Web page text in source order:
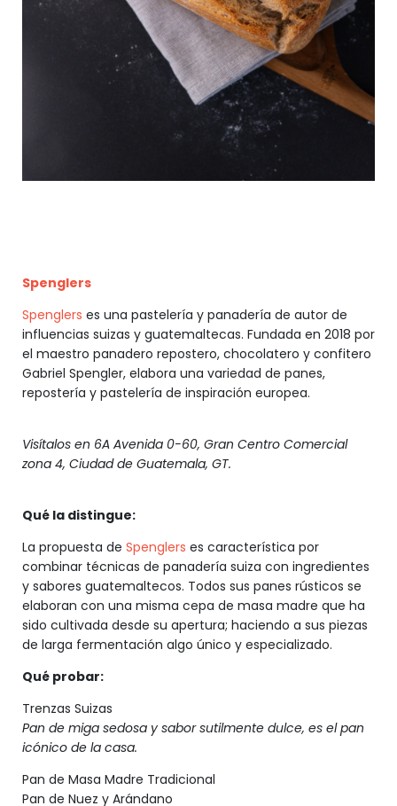
Spenglers
Spenglers es una pastelería y panadería de autor de
influencias suizas y guatemaltecas. Fundada en 2018 por
el maestro panadero repostero, chocolatero y confitero
Gabriel Spengler, elabora una variedad de panes,
repostería y pastelería de inspiración europea.
Visítalos en 6A Avenida 0-60, Gran Centro Comercial
zona 4, Ciudad de Guatemala, GT.
Qué la distingue:
La propuesta de Spenglers es característica por
combinar técnicas de panadería suiza con ingredientes
y sabores guatemaltecos. Todos sus panes rústicos se
elaboran con una misma cepa de masa madre que ha
sido cultivada desde su apertura; haciendo a sus piezas
de larga fermentación algo único y especializado.
Qué probar:
Trenzas Suizas
Pan de miga sedosa y sabor sutilmente dulce, es el pan
icónico de la casa.
Pan de Masa Madre Tradicional
Pan de Nuez y Arándano